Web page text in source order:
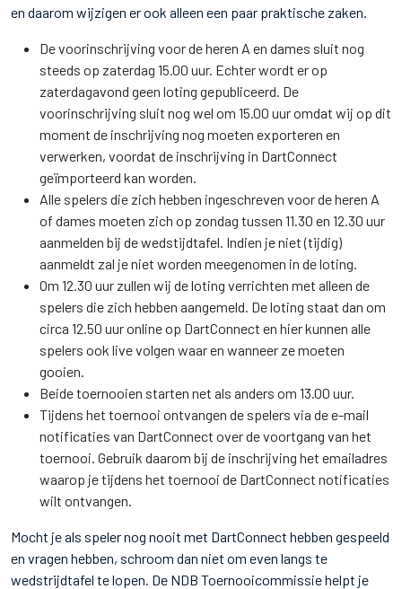
en daarom wijzigen er ook alleen een paar praktische zaken.
De voorinschrijving voor de heren A en dames sluit nog
steeds op zaterdag 15.00 uur. Echter wordt er op
zaterdagavond geen loting gepubliceerd. De
voorinschrijving sluit nog wel om 15.00 uur omdat wij op dit
moment de inschrijving nog moeten exporteren en
verwerken, voordat de inschrijving in DartConnect
geïmporteerd kan worden.
Alle spelers die zich hebben ingeschreven voor de heren A
of dames moeten zich op zondag tussen 11.30 en 12.30 uur
aanmelden bij de wedstijdtafel. Indien je niet (tijdig)
aanmeldt zal je niet worden meegenomen in de loting.
Om 12.30 uur zullen wij de loting verrichten met alleen de
spelers die zich hebben aangemeld. De loting staat dan om
circa 12.50 uur online op DartConnect en hier kunnen alle
spelers ook live volgen waar en wanneer ze moeten
gooien.
Beide toernooien starten net als anders om 13.00 uur.
Tijdens het toernooi ontvangen de spelers via de e-mail
notificaties van DartConnect over de voortgang van het
toernooi. Gebruik daarom bij de inschrijving het emailadres
waarop je tijdens het toernooi de DartConnect notificaties
wilt ontvangen.
Mocht je als speler nog nooit met DartConnect hebben gespeeld
en vragen hebben, schroom dan niet om even langs te
wedstrijdtafel te lopen. De NDB Toernooicommissie helpt je